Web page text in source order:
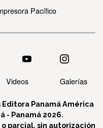
Pacífico
Videos Galerías
Panamá América
- Panamá 2026.
parcial, sin autorización